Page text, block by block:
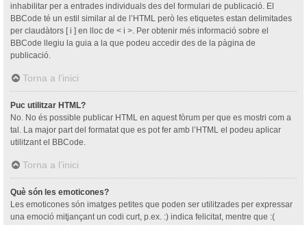
inhabilitar per a entrades individuals des del formulari de publicació. El
BBCode té un estil similar al de l’HTML però les etiquetes estan delimitades
per claudàtors [ i ] en lloc de < i >. Per obtenir més informació sobre el
BBCode llegiu la guia a la que podeu accedir des de la pàgina de
publicació.
Torna a l’inici
Puc utilitzar HTML?
No. No és possible publicar HTML en aquest fòrum per que es mostri com a
tal. La major part del formatat que es pot fer amb l’HTML el podeu aplicar
utilitzant el BBCode.
Torna a l’inici
Què són les emoticones?
Les emoticones són imatges petites que poden ser utilitzades per expressar
una emoció mitjançant un codi curt, p.ex. :) indica felicitat, mentre que :(